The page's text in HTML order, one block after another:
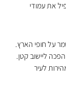
את עמודי
על חופי הארץ.
ליישוב קטן.
לעיר